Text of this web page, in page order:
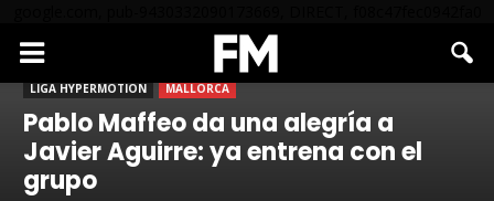
LIGA HYPERMOTION MALLORCA
Pablo Maffeo da una alegría a
Javier Aguirre: ya entrena con el
grupo